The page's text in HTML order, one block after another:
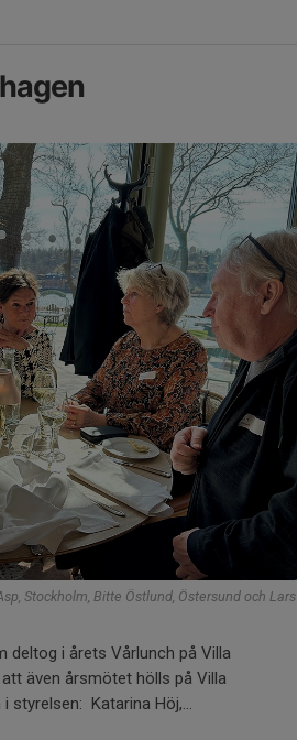
Stockholm, Bitte Östlund, Östersund och Lars
deltog i årets Vårlunch på Villa
även årsmötet hölls på Villa
styrelsen: Katarina Höj,...